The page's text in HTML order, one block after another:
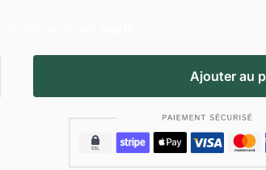
Ajouter au